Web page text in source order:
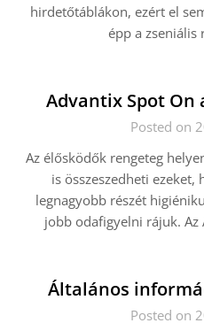
hirdetőtáblákon, ezért el
épp a
Advantix Spot On
Posted on
Az élősködők rengeteg
is összeszedheti ezeket,
legnagyobb részét
jobb odafigyelni rájuk.
Általános
Posted on